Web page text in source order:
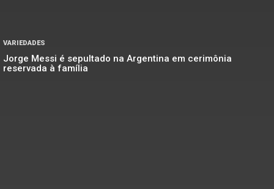
VARIEDADES
Jorge Messi é sepultado na Argentina em cerimônia
reservada à família